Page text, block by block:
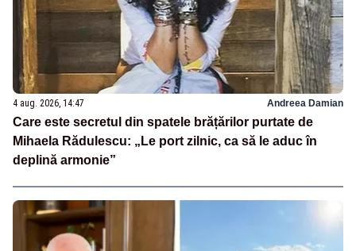
4 aug. 2026, 14:47 Andreea Damian
Care este secretul din spatele brățărilor purtate de
Mihaela Rădulescu: „Le port zilnic, ca să le aduc în
deplină armonie”